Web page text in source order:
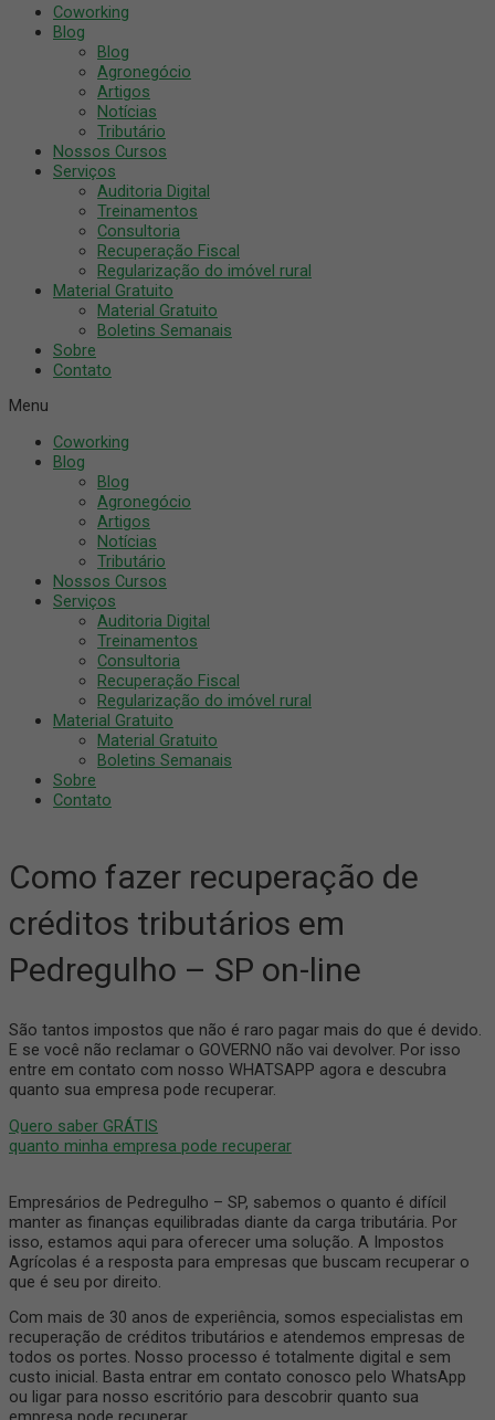
Coworking
Blog
Blog
Agronegócio
Artigos
Notícias
Tributário
Nossos Cursos
Serviços
Auditoria Digital
Treinamentos
Consultoria
Recuperação Fiscal
Regularização do imóvel rural
Material Gratuito
Material Gratuito
Boletins Semanais
Sobre
Contato
Menu
Coworking
Blog
Blog
Agronegócio
Artigos
Notícias
Tributário
Nossos Cursos
Serviços
Auditoria Digital
Treinamentos
Consultoria
Recuperação Fiscal
Regularização do imóvel rural
Material Gratuito
Material Gratuito
Boletins Semanais
Sobre
Contato
Como fazer recuperação de
créditos tributários em
Pedregulho – SP on-line
São tantos impostos que não é raro pagar mais do que é devido.
E se você não reclamar o GOVERNO não vai devolver. Por isso
entre em contato com nosso WHATSAPP agora e descubra
quanto sua empresa pode recuperar.
Quero saber GRÁTIS
quanto minha empresa pode recuperar
Empresários de Pedregulho – SP, sabemos o quanto é difícil
manter as finanças equilibradas diante da carga tributária. Por
isso, estamos aqui para oferecer uma solução. A Impostos
Agrícolas é a resposta para empresas que buscam recuperar o
que é seu por direito.
Com mais de 30 anos de experiência, somos especialistas em
recuperação de créditos tributários e atendemos empresas de
todos os portes. Nosso processo é totalmente digital e sem
custo inicial. Basta entrar em contato conosco pelo WhatsApp
ou ligar para nosso escritório para descobrir quanto sua